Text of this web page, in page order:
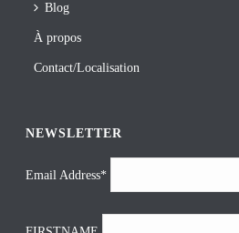
Blog
À propos
Contact/Localisation
NEWSLETTER
Email Address*